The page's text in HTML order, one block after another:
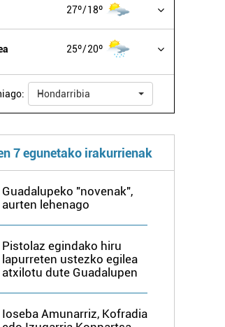
27º 18º
25º 20º
Hondarribia
7 egunetako irakurrienak
Guadalupeko "novenak",
aurten lehenago
Pistolaz egindako hiru
lapurreten ustezko egilea
atxilotu dute Guadalupen
Ioseba Amunarriz, Kofradia